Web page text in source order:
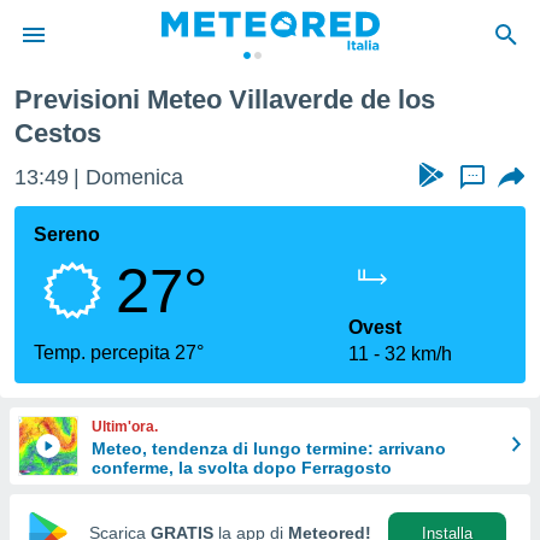
di
per
di
Web
le
Previsioni Meteo Villaverde de los
Cestos
13:49 Domenica ...
Sereno
27°
Temp. percepita 27°
Ovest
11
32 km/h
Ultim'ora.
Meteo, tendenza di lungo termine: arrivano
conferme, la svolta dopo Ferragosto
Scarica GRATIS la app di Meteored! Installa